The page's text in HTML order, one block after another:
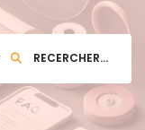
RECERCHER...